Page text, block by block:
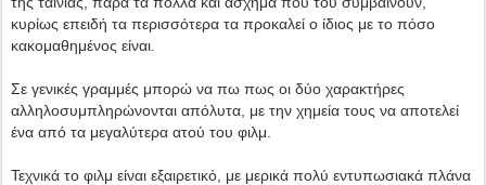
κυρίως επειδή τα περισσότερα τα προκαλεί ο ίδιος με το πόσο
κακομαθημένος είναι.
Σε γενικές γραμμές μπορώ να πω πως οι δύο χαρακτήρες
αλληλοσυμπληρώνονται απόλυτα, με την χημεία τους να αποτελεί
ένα από τα μεγαλύτερα ατού του φιλμ.
Τεχνικά το φιλμ είναι εξαιρετικό, με μερικά πολύ εντυπωσιακά πλάνα